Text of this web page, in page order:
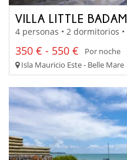
VILLA LITTLE
4 personas • 2 dormitorios •
350 € - 550 €
Por noche
Isla Mauricio Este - Belle Mare